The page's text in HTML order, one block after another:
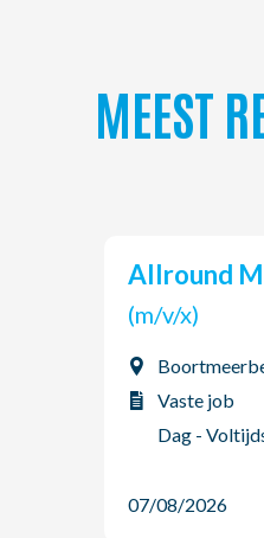
MEEST
Allround
(m/v/x)
Vaste job
Dag -
07/08/2026